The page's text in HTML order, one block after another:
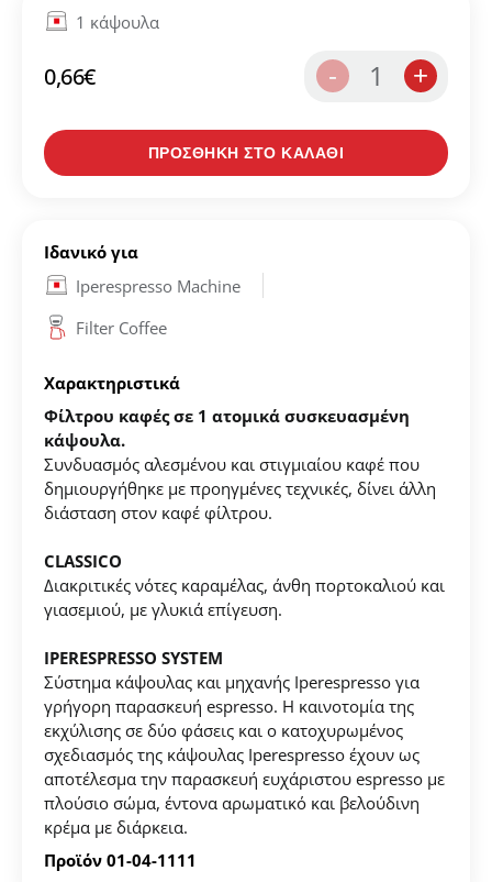
1 κάψουλα
0,66€ - 1 +
ΠΡΟΣΘΗΚΗ ΣΤΟ ΚΑΛΑΘΙ
Ιδανικό για
Iperespresso Machine
Filter Coffee
Χαρακτηριστικά
Φίλτρου καφές σε 1 ατομικά συσκευασμένη
κάψουλα.
Συνδυασμός αλεσμένου και στιγμιαίου καφέ που
δημιουργήθηκε με προηγμένες τεχνικές, δίνει άλλη
διάσταση στον καφέ φίλτρου.
CLASSICO
Διακριτικές νότες καραμέλας, άνθη πορτοκαλιού και
γιασεμιού, με γλυκιά επίγευση.
IPERESPRESSO SYSTEM
Σύστημα κάψουλας και μηχανής Iperespresso για
γρήγορη παρασκευή espresso. Η καινοτομία της
εκχύλισης σε δύο φάσεις και ο κατοχυρωμένος
σχεδιασμός της κάψουλας Iperespresso έχουν ως
αποτέλεσμα την παρασκευή ευχάριστου espresso με
πλούσιο σώμα, έντονα αρωματικό και βελούδινη
κρέμα με διάρκεια.
Προϊόν 01-04-1111
Δημιουργήστε λογαριασμό για να αποθηκεύσετε τα
Δημιουργήστε τον προσωπικό σας λογαριασμό και
αποθηκεύστε την δική σας λίστα αγαπημένων.
Βρείτε το προϊόν που επιθυμείτε και πατήστε στο
κουμπί "Προσθήκη στα Αγαπημένα".
Βρείτε την δική σας λίστα Αγαπημένων στο προφίλ
σας.
ΔΗΜΙΟΥΡΓΙΑ ΛΟΓΑΡΙΑΣΜΟΥ